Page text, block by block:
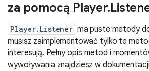
za pomocą Player.
Player.Listener ma puste metody
musisz zaimplementować tylko te
interesują. Pełny opis metod i
wywoływania znajdziesz w dokumentacji